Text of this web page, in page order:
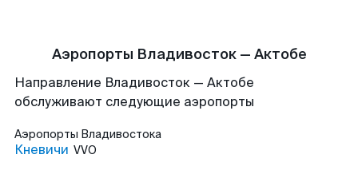
Аэропорты Владивосток — Актобе
Направление Владивосток — Актобе
обслуживают следующие аэропорты
Аэропорты Владивостока
Кневичи VVO